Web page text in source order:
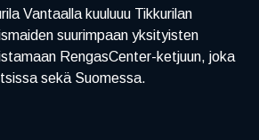
Vantaalla kuuluuu Tikkurilan
suurimpaan yksityisten
RengasCenter-ketjuun, joka
sekä Suomessa.